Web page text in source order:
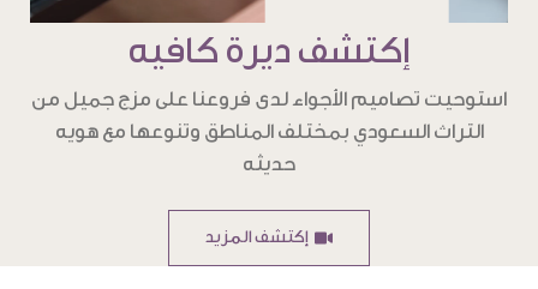
إكتشف ديرة كافيه
استوحيت تصاميم الأجواء لدى فروعنا على مزج جميل من
التراث السعودي بمختلف المناطق وتنوعها مع هويه
حديثه
إكتشف المزيد